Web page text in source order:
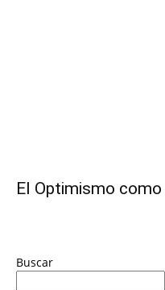
El Optimismo
Buscar